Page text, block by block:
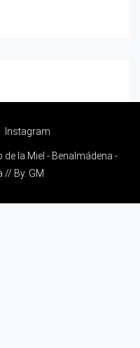
Instagram
la Miel - Benalmádena -
// By. GM